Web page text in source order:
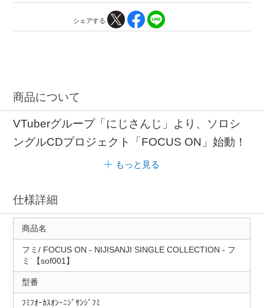
シェアする
商品について
VTuberグループ「にじさんじ」より、ソロシ
ングルCDプロジェクト「FOCUS ON」始動！
もっと見る
仕様詳細
商品名
フミ/ FOCUS ON ‐ NIJISANJI SINGLE COLLECTION ‐ フ
ミ 【sof001】
型番
ﾌﾐﾌｵｰｶｽｵﾝｰﾆｼﾞｻﾝｼﾞﾌﾐ